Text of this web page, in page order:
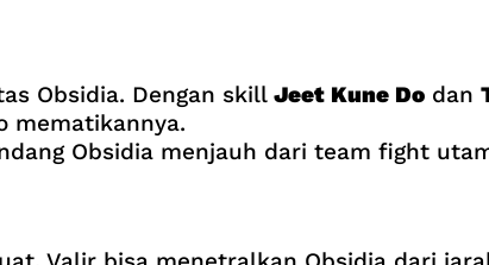
Obsidia. Dengan skill Jeet Kune Dodan
mematikannya.
Obsidia menjauh dari team fight